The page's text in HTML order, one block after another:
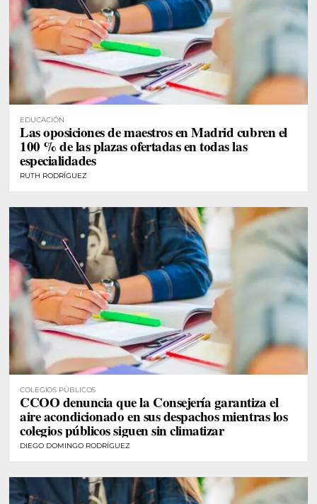
EDUCACIÓN
Las oposiciones de maestros en Madrid cubren el
100 % de las plazas ofertadas en todas las
especialidades
RUTH RODRÍGUEZ
COLEGIOS PÚBLICOS
CCOO denuncia que la Consejería garantiza el
aire acondicionado en sus despachos mientras los
colegios públicos siguen sin climatizar
DIEGO DOMINGO RODRÍGUEZ